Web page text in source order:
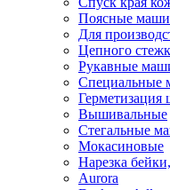
Поясные
Для
Цепного
Рукавные
Специальные
Герметизация
Вышивальные
Стегальные
Мокасиновые
Нарезка
Aurora